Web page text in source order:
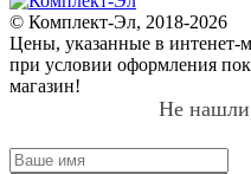
© Комплект-Эл, 2018-2026
Цены, указанные в интенет-
при условии оформления
магазин!
Не